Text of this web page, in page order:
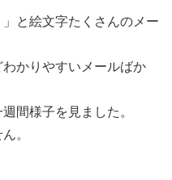
」と絵文字たくさんのメー
わかりやすいメールばか
間様子を見ました。
。